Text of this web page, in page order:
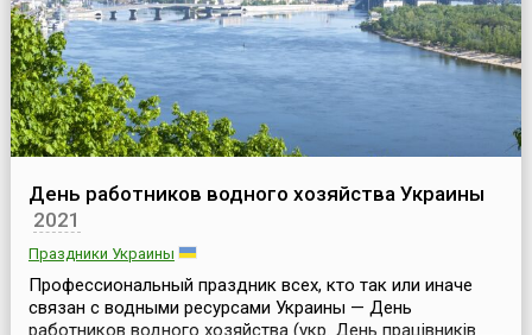
День работников водного хозяйства Украины
2021
Праздники Украины
Профессиональный праздник всех, кто так или иначе
связан с водными ресурсами Украины — День
работников водного хозяйства (укр. День працівників